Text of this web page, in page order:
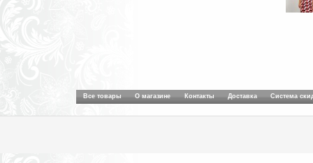
Все товары О магазине Контакты Доставка Система